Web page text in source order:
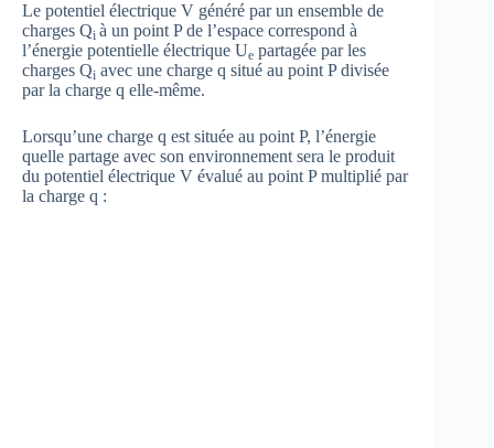
Le potentiel électrique V généré par un ensemble de
charges Qi à un point P de l’espace correspond à
l’énergie potentielle électrique Ue partagée par les
charges Qi avec une charge q situé au point P divisée
par la charge q elle-même.
Lorsqu’une charge q est située au point P, l’énergie
quelle partage avec son environnement sera le produit
du potentiel électrique V évalué au point P multiplié par
la charge q :